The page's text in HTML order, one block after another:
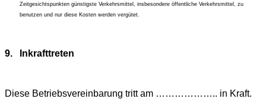
Zeitgesichtspunkten günstigste Verkehrsmittel, insbesondere öffentliche Verkehrsmittel, zu
benutzen und nur diese Kosten werden vergütet.
9. Inkrafttreten
Diese Betriebsvereinbarung tritt am ……………….. in Kraft.